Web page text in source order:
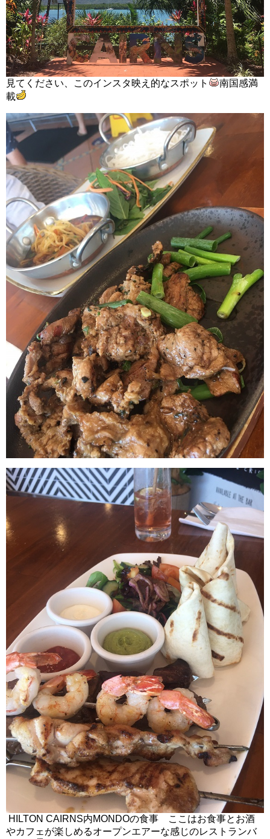
見てください、このインスタ映え的なスポット
南国感満
載
HILTON CAIRNS内MONDOの食事 ここはお食事とお酒
やカフェが楽しめるオープンエアーな感じのレストランバ